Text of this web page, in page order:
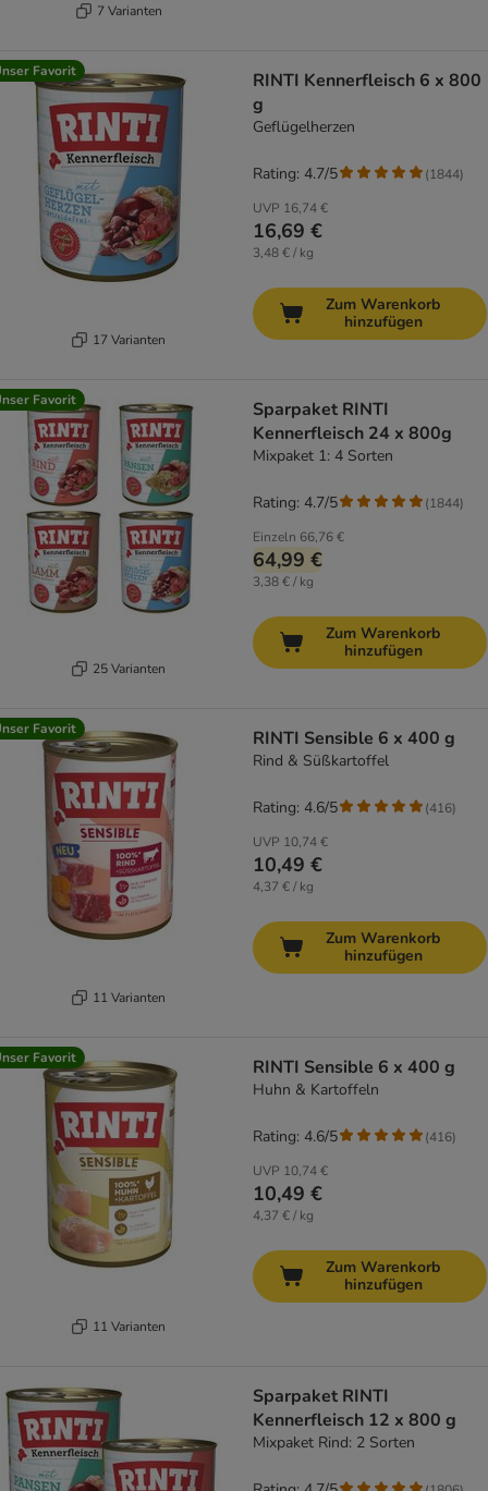
7 Varianten
Favorit
17 Varianten
RINTI Kennerfleisch 6 x 800
g
Geflügelherzen
UVP 16,74 €
16,69 €
3,48 € / kg
Rating: 4.7/5 (1844)
Zum Warenkorb
hinzufügen
Favorit
25 Varianten
Sparpaket RINTI
Kennerfleisch 24 x 800g
Mixpaket 1: 4 Sorten
Einzeln 66,76 €
64,99 €
3,38 € / kg
Rating: 4.7/5 (1844)
Zum Warenkorb
hinzufügen
Favorit
11 Varianten
RINTI Sensible 6 x 400 g
Rind & Süßkartoffel
UVP 10,74 €
10,49 €
4,37 € / kg
Rating: 4.6/5 (416)
Zum Warenkorb
hinzufügen
Favorit
11 Varianten
RINTI Sensible 6 x 400 g
Huhn & Kartoffeln
UVP 10,74 €
10,49 €
4,37 € / kg
Rating: 4.6/5 (416)
Zum Warenkorb
hinzufügen
Sparpaket RINTI
Kennerfleisch 12 x 800 g
Mixpaket Rind: 2 Sorten